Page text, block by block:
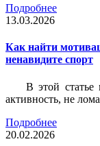
Подробнее
13.03.2026
Как найти
ненавидите спорт
В этой статье
активность, не
Подробнее
20.02.2026